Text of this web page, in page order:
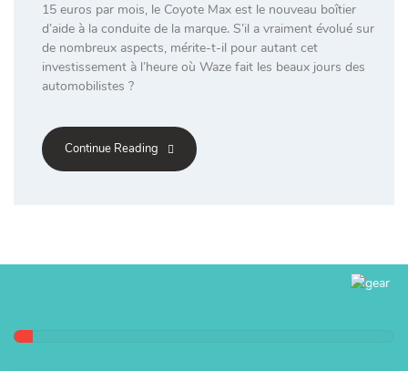
15 euros par mois, le Coyote Max est le nouveau boîtier
d’aide à la conduite de la marque. S’il a vraiment évolué sur
de nombreux aspects, mérite-t-il pour autant cet
investissement à l’heure où Waze fait les beaux jours des
automobilistes ?
Continue Reading